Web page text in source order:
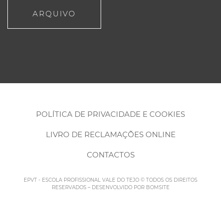
ARQUIVO
POLÍTICA DE PRIVACIDADE E COOKIES
LIVRO DE RECLAMAÇÕES ONLINE
CONTACTOS
EPVT - ESCOLA PROFISSIONAL VALE DO TEJO © TODOS OS DIREITOS
RESERVADOS – DESENVOLVIDO POR BOMSITE